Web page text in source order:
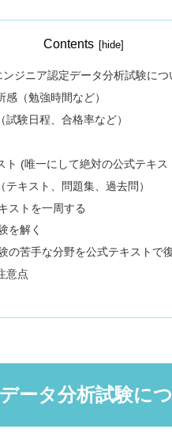
Contents
ンジニア認定データ分析試験につ
感（勉強時間など）
試験日程、合格率など）
ト (唯一にして絶対の公式テキス
テキスト、問題集、過去問）
ストを一周する
を解く
の苦手な分野を公式テキストで
意点
ータ分析試験に